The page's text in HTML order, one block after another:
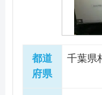
都道
府県
千葉県